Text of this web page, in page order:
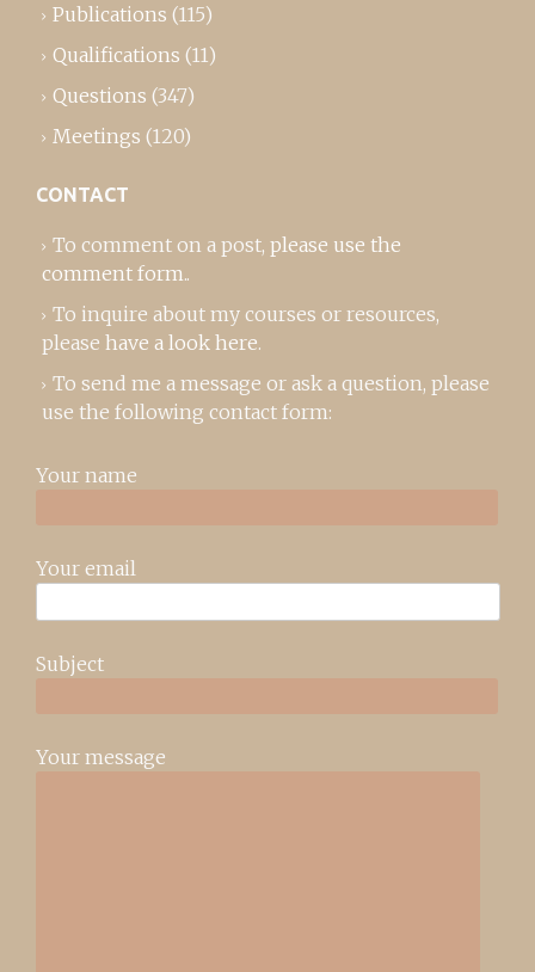
Publications (115)
Qualifications (11)
Questions (347)
Meetings (120)
CONTACT
To comment on a post, please use the
comment form..
To inquire about my courses or resources,
please have a look here.
To send me a message or ask a question, please
use the following contact form:
Your name
Your email
Subject
Your message